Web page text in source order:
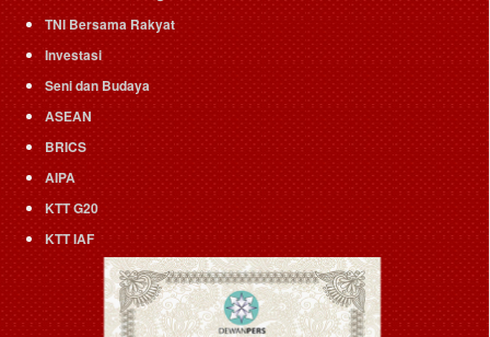
TNI Bersama Rakyat
Investasi
Seni dan Budaya
ASEAN
BRICS
AIPA
KTT G20
KTT IAF